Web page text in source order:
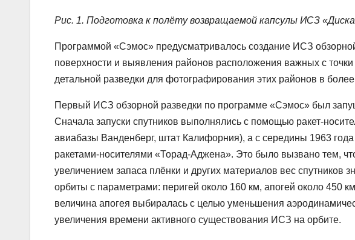
Рис. 1. Подготовка к полёту возвращаемой капсулы ИСЗ
Программой «Сэмос» предусматривалось создание ИСЗ
поверхности и выявления районов расположения важных с
детальной разведки для фотографирования этих районов в
Первый ИСЗ обзорной разведки по программе «Сэмос» был
Сначала запуски спутников выполнялись с помощью ракет-
авиабазы Ванденберг, штат Калифорния), а с середины 1963
ракетами-носителями «Торад-Аджена». Это было вызвано тем,
увеличением запаса плёнки и других материалов вес спутников
орбиты с параметрами: перигей около 160 км, апогей около 450
величина апогея выбиралась с целью уменьшения
увеличения времени активного существования ИСЗ на орбите.